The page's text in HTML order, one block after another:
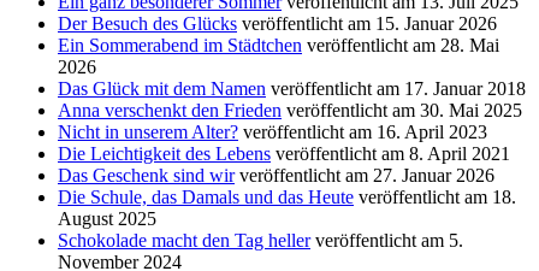
Der Besuch des Glücks veröffentlicht am 15. Januar 2026
Ein Sommerabend im Städtchen veröffentlicht am 28. Mai
2026
Das Glück mit dem Namen veröffentlicht am 17. Januar 2018
Anna verschenkt den Frieden veröffentlicht am 30. Mai 2025
Nicht in unserem Alter? veröffentlicht am 16. April 2023
Die Leichtigkeit des Lebens veröffentlicht am 8. April 2021
Das Geschenk sind wir veröffentlicht am 27. Januar 2026
Die Schule, das Damals und das Heute veröffentlicht am 18.
August 2025
Schokolade macht den Tag heller veröffentlicht am 5.
November 2024